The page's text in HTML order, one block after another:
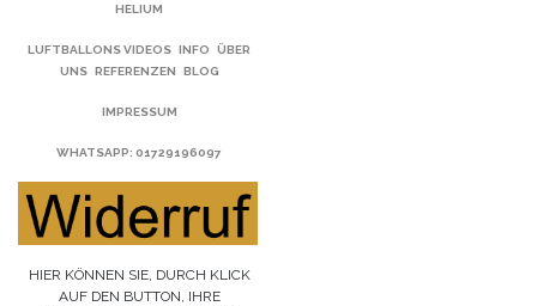
HELIUM
LUFTBALLONS VIDEOS INFO
ÜBER
UNS REFERENZEN BLOG
IMPRESSUM
WHATSAPP: 01729196097
HIER KÖNNEN SIE, DURCH KLICK
AUF DEN BUTTON, IHRE